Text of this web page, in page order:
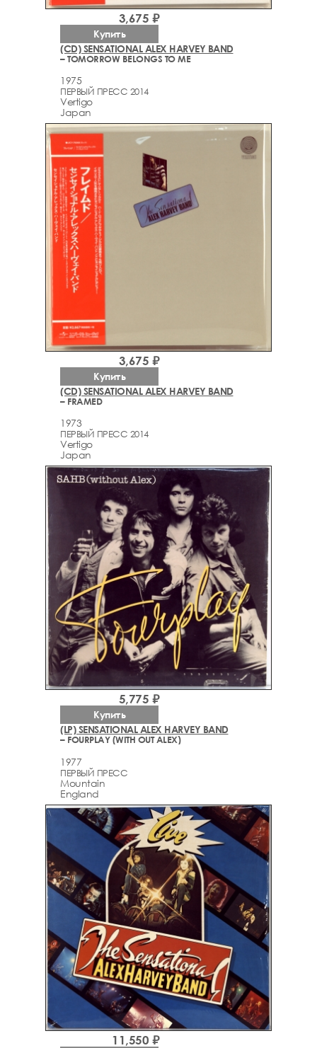
(CD) SENSATIONAL ALEX HARVEY BAND
– TOMORROW BELONGS TO ME
1975
ПЕРВЫЙ ПРЕСС 2014
Vertigo
Japan
3,675 ₽
Купить
(CD) SENSATIONAL ALEX HARVEY BAND
– FRAMED
1973
ПЕРВЫЙ ПРЕСС 2014
Vertigo
Japan
3,675 ₽
Купить
(LP) SENSATIONAL ALEX HARVEY BAND
– FOURPLAY (WITH OUT ALEX)
1977
ПЕРВЫЙ ПРЕСС
Mountain
England
5,775 ₽
Купить
11,550 ₽